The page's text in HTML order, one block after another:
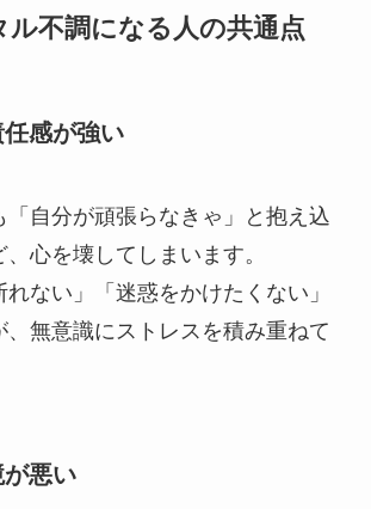
ル不調になる人の共通点
感が強い
「自分が頑張らなきゃ」と抱え込
心を壊してしまいます。
れない」「迷惑をかけたくない」
、無意識にストレスを積み重ねて
悪い